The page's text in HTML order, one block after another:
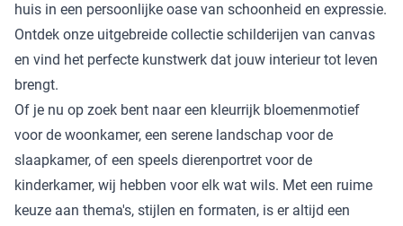
huis in een persoonlijke oase van schoonheid en expressie.
Ontdek onze uitgebreide collectie schilderijen van canvas
en vind het perfecte kunstwerk dat jouw interieur tot leven
brengt.
Of je nu op zoek bent naar een kleurrijk bloemenmotief
voor de woonkamer, een serene landschap voor de
slaapkamer, of een speels dierenportret voor de
kinderkamer, wij hebben voor elk wat wils. Met een ruime
keuze aan thema's, stijlen en formaten, is er altijd een